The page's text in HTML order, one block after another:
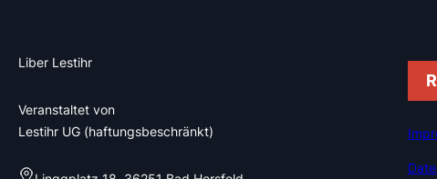
Liber Lestihr
Veranstaltet von
Lestihr UG (haftungsbeschränkt)